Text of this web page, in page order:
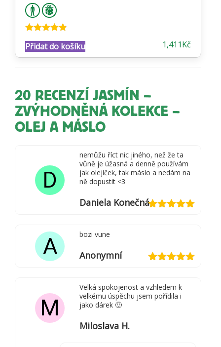
4.78z 5 1,411Kč
Přidat do košíku
20 RECENZÍ JASMÍN –
ZVÝHODNĚNÁ KOLEKCE –
OLEJ A MÁSLO
D
nemůžu říct nic jiného, než že ta
vůně je úžasná a denně používám
jak olejíček, tak máslo a nedám na
ně dopustit <3
Daniela Konečná
A bozi vune
Anonymní
M
Velká spokojenost a vzhledem k
velkému úspěchu jsem pořídila i
jako dárek 🙂
Miloslava H.